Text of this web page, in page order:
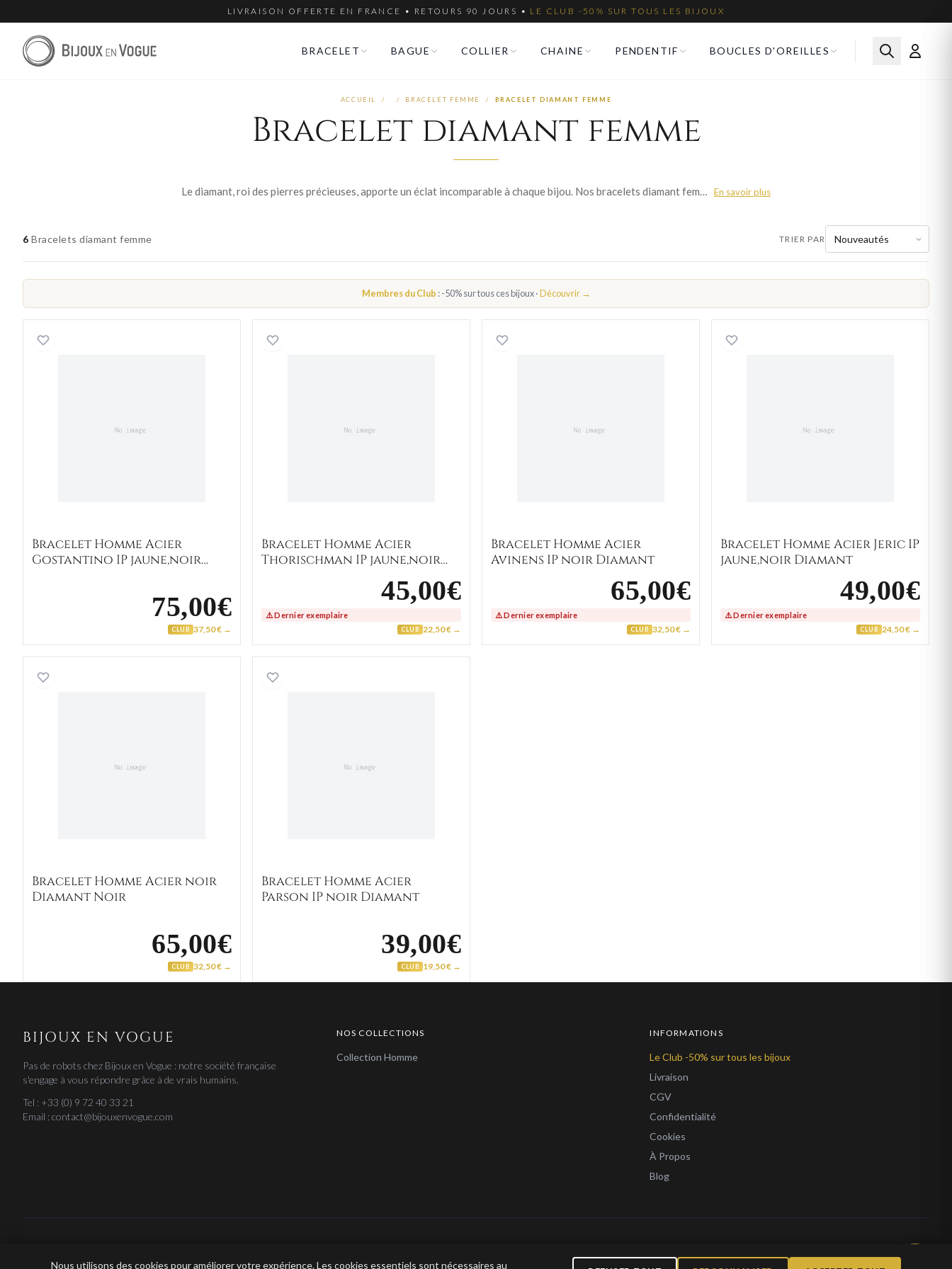
LIVRAISON OFFERTE EN FRANCE • RETOURS 90 JOURS • LE CLUB -50% SUR TOUS LES BIJOUX
BRACELET BAGUE COLLIER CHAINE PENDENTIF BOUCLES D'OREILLES
ACCUEIL / / BRACELET FEMME / BRACELET DIAMANT FEMME
Bracelet diamant femme
Le diamant, roi des pierres précieuses, apporte un éclat incomparable à chaque bijou. Nos bracelets diamant femme sont sertis avec précision pour maximiser la brillance de chaque pierre. Parcourez plus de 222 modèles pour femme et trouvez la pièce qui sublimera votre style. Livraison offerte en France métropolitaine. En savoir plus
6 Bracelets diamant femme TRIER PAR
Membres du Club : -50% sur tous ces bijoux ·Découvrir →
Bracelet Homme Acier Gostantino IP jaune,noir Diamant
Bracelet Homme Acier
Gostantino IP jaune,noir
75,00€
CLUB 37,50 € →
Bracelet Homme Acier Thorischman IP jaune,noir Diamant
Bracelet Homme Acier
Thorischman IP jaune,noir
45,00€
⚠️ Dernier exemplaire
CLUB 22,50 € →
Bracelet Homme Acier Avinens IP noir Diamant
Bracelet Homme Acier
Avinens IP noir Diamant
65,00€
⚠️ Dernier exemplaire
CLUB 32,50 € →
Bracelet Homme Acier Jeric IP
jaune,noir Diamant
49,00€
⚠️ Dernier exemplaire
CLUB 24,50 € →
Bracelet Homme Acier noir Diamant Noir
Bracelet Homme Acier noir
Diamant Noir
65,00€
CLUB 32,50 € →
Bracelet Homme Acier
Parson IP noir Diamant
39,00€
CLUB 19,50 € →
BIJOUX EN VOGUE
Pas de robots chez Bijoux en Vogue : notre société française
s'engage à vous répondre grâce à de vrais humains.
Tel : +33 (0) 9 72 40 33 21
Email : contact@bijouxenvogue.com
NOS COLLECTIONS
Collection Homme
INFORMATIONS
Le Club -50% sur tous les bijoux
Livraison
CGV
Confidentialité
Cookies
À Propos
Blog
Nous utilisons des cookies pour améliorer votre expérience. Les cookies essentiels sont nécessaires au